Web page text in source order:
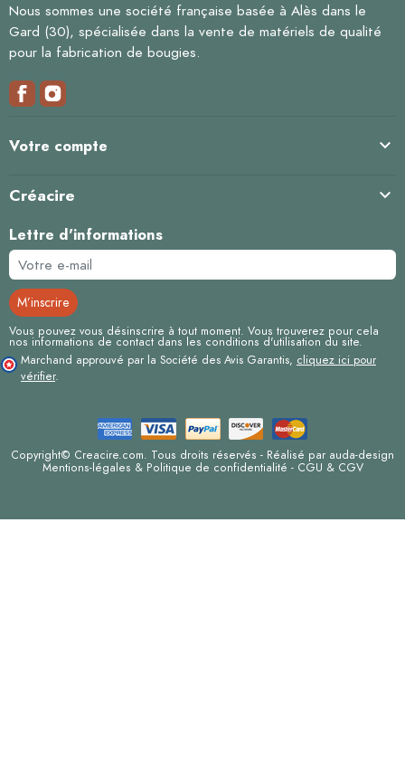
Nous sommes une société française basée à Alès dans le
Gard (30), spécialisée dans la vente de matériels de qualité
pour la fabrication de bougies.
Votre compte 
Créacire 
Lettre d'informations
Vous pouvez vous désinscrire à tout moment. Vous trouverez pour cela
nos informations de contact dans les conditions d'utilisation du site.
Marchand approuvé par la Société des Avis Garantis, cliquez ici pour
vérifier.
Copyright© Creacire.com. Tous droits réservés - Réalisé par auda-design
Mentions-légales & Politique de confidentialité - CGU & CGV